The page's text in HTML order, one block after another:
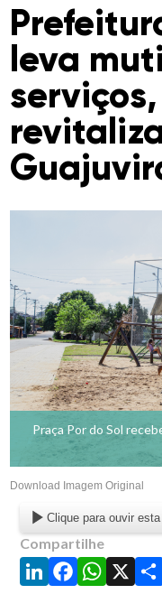
leva
Praça Por do Sol
Download Imagem Original
Clique para ouvir
Compartilhe
LinkedIn
X